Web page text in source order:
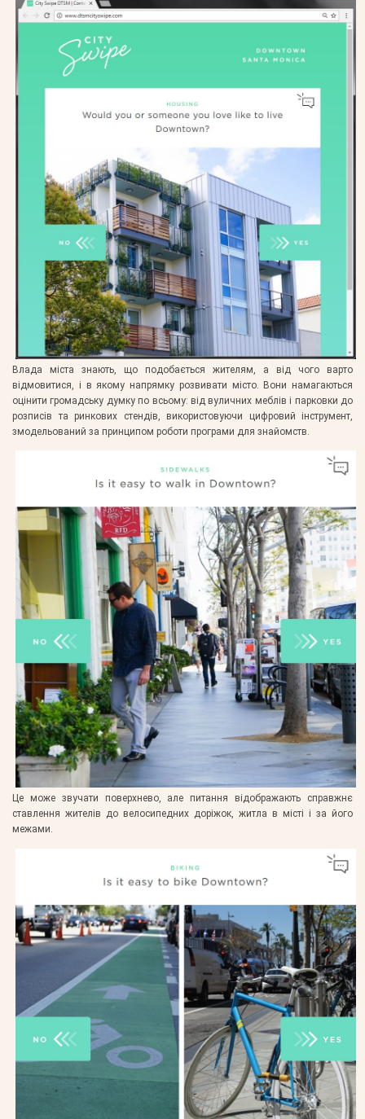
Влада міста знають, що подобається жителям, а від чого варто
відмовитися, і в якому напрямку розвивати місто. Вони намагаються
оцінити громадську думку по всьому: від вуличних меблів і парковки до
розписів та ринкових стендів, використовуючи цифровий інструмент,
змодельований за принципом роботи програми для знайомств.
Це може звучати поверхнево, але питання відображають справжнє
ставлення жителів до велосипедних доріжок, житла в місті і за його
межами.